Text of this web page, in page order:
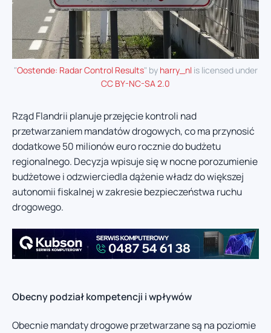
"Oostende: Radar Control Results" by harry_nlis licensed under
CC BY-NC-SA 2.0
Rząd Flandrii planuje przejęcie kontroli nad
przetwarzaniem mandatów drogowych, co ma przynosić
dodatkowe 50 milionów euro rocznie do budżetu
regionalnego. Decyzja wpisuje się w nocne porozumienie
budżetowe i odzwierciedla dążenie władz do większej
autonomii fiskalnej w zakresie bezpieczeństwa ruchu
drogowego.
Obecny podział kompetencji i wpływów
Obecnie mandaty drogowe przetwarzane są na poziomie